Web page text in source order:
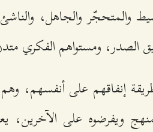
والمتحجّر والجاهل،
الصدر، ومستواهم الفكري
إنفاقهم على أنفسهم، وهم
ويفرضوه على الآخرين،